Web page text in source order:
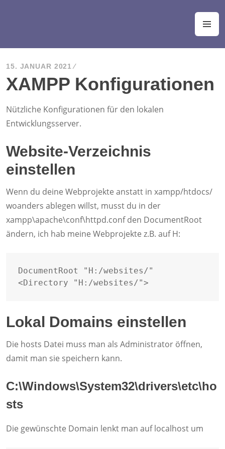
15. JANUAR 2021
XAMPP Konfigurationen
Nützliche Konfigurationen für den lokalen
Entwicklungsserver.
Website-Verzeichnis
einstellen
Wenn du deine Webprojekte anstatt in xampp/htdocs/
woanders ablegen willst, musst du in der
xampp\apache\conf\httpd.conf den DocumentRoot
ändern, ich hab meine Webprojekte z.B. auf H:
DocumentRoot "H:/websites/"
<Directory "H:/websites/">
Lokal Domains einstellen
Die hosts Datei muss man als Administrator öffnen,
damit man sie speichern kann.
C:\Windows\System32\drivers\etc\ho
sts
Die gewünschte Domain lenkt man auf localhost um